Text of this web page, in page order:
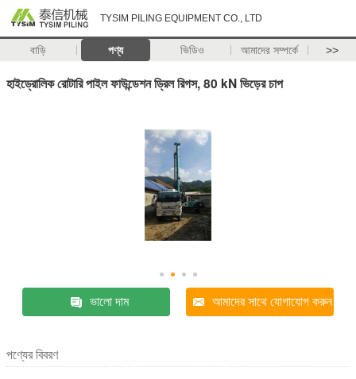
TYSIM PILING EQUIPMENT CO., LTD
বাড়ি পণ্য ভিডিও আমাদের সম্পর্কে >>
হাইড্রোলিক রোটারি পাইল ফাউন্ডেশন ড্রিল রিগস, 80 kN ভিড়ের চাপ
ভালো দাম আমাদের সাথে যোগাযোগ করুন
পণ্যের বিবরণ